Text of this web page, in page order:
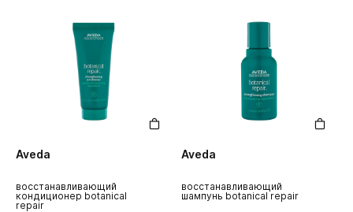
Aveda
восстанавливающий
кондиционер botanical
repair
Aveda
восстанавливающий
шампунь botanical repair